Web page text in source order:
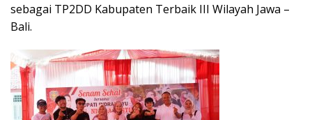
sebagai TP2DD Kabupaten Terbaik III Wilayah Jawa –
Bali.